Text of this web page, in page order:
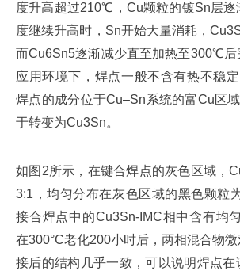
度升高超过210℃，Cu颗粒的镀Sn层逐
度继续升高时，Sn开始大量消耗，
而Cu6Sn5逐渐减少直至加热至300℃后
应用环境下，焊点一般不含有热不稳
焊点的成分位于Cu–Sn系统的富Cu区
于转变为Cu3Sn。
如图2所示，在键合焊点的灰色区域，
3:1，均匀分布在灰色区域的黑色颗粒
接合焊点中的Cu3Sn-IMC相中含有均
在300°C老化200小时后，两相混合物
接后的结构几乎一致，可以说明焊点在